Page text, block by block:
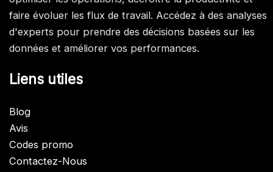
faire évoluer les flux de travail. Accédez à des analyses
d'experts pour prendre des décisions basées sur les
données et améliorer vos performances.
Liens utiles
Blog
Avis
Codes promo
Contactez-Nous